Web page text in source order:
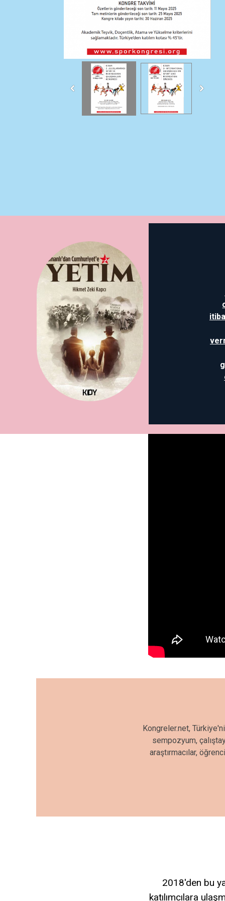
Kongreler.net,
sempozyum,
araştırmacılar,
2018'den bu
katılımcılara